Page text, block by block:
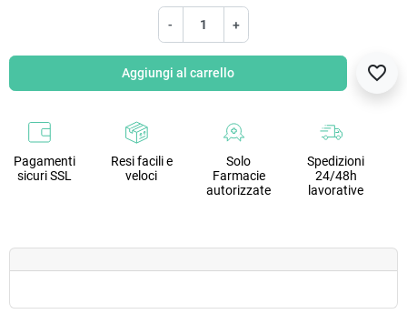
- +
Aggiungi al carrello favorite_border
Pagamenti
sicuri SSL
Resi facili e
veloci
Solo
Farmacie
autorizzate
Spedizioni
24/48h
lavorative